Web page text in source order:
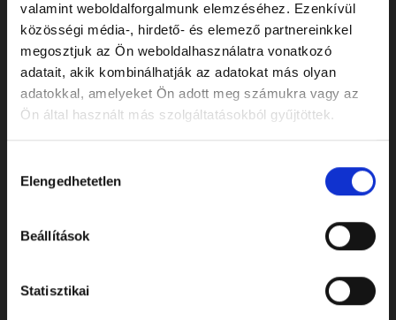
valamint weboldalforgalmunk elemzéséhez. Ezenkívül
közösségi média-, hirdető- és elemező partnereinkkel
megosztjuk az Ön weboldalhasználatra vonatkozó
adatait, akik kombinálhatják az adatokat más olyan
adatokkal, amelyeket Ön adott meg számukra vagy az
Ön által használt más szolgáltatásokból gyűjtöttek.
kiválasztása
Elengedhetetlen
Beállítások
Statisztikai
ELÉRHETŐSÉGEK
Telefonszám: